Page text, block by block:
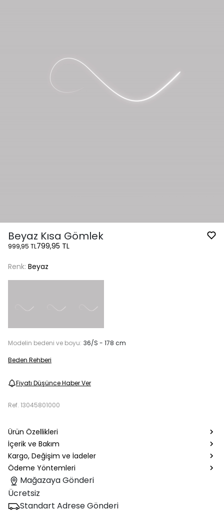
Beyaz Kısa Gömlek
999,95 TL799,95 TL
Renk: Beyaz
Modelin bedeni ve boyu: 36/S - 178 cm
Beden Rehberi
Fiyatı Düşünce Haber Ver
Ref. 13045801000
Ürün Özellikleri
İçerik ve Bakım
Kargo, Değişim ve İadeler
Ödeme Yöntemleri
Mağazaya Gönderi
Ücretsiz
Standart Adrese Gönderi